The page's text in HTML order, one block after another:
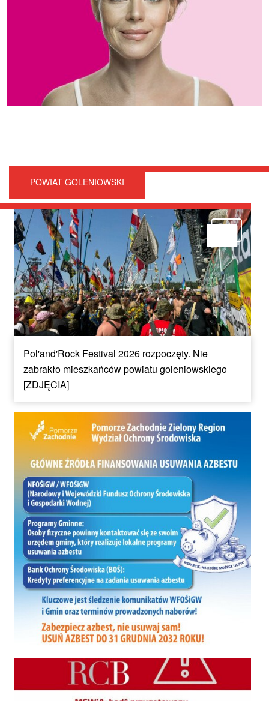
POWIAT GOLENIOWSKI
Pol'and'Rock Festival 2026 rozpoczęty. Nie
zabrakło mieszkańców powiatu goleniowskiego
[ZDJĘCIA]